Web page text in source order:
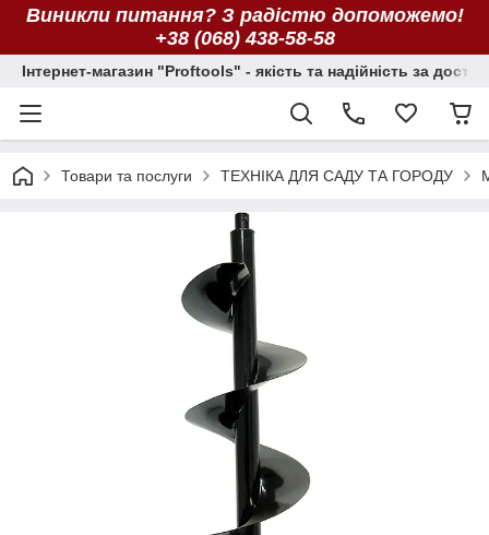
Виникли питання? З радістю допоможемо!
+38 (068) 438-58-58
Інтернет-магазин "Proftools" - якість та надійність за
Товари та послуги ТЕХНІКА ДЛЯ САДУ ТА ГОРОДУ